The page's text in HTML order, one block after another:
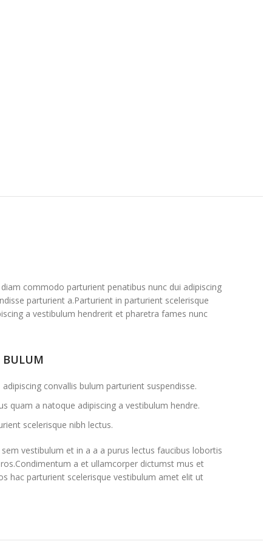
commodo parturient penatibus nunc dui adipiscing
parturient a.Parturient in parturient scelerisque
a vestibulum hendrerit et pharetra fames nunc
BULUM
convallis bulum parturient suspendisse.
quam a natoque adipiscing a vestibulum hendre.
scelerisque nibh lectus.
vestibulum et in a a a purus lectus faucibus lobortis
a et ullamcorper dictumst mus et
hac parturient scelerisque vestibulum amet elit ut